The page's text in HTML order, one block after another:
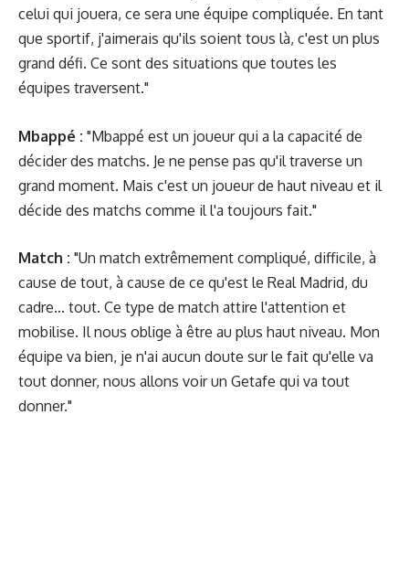
celui qui jouera, ce sera une équipe compliquée. En tant
que sportif, j'aimerais qu'ils soient tous là, c'est un plus
grand défi. Ce sont des situations que toutes les
équipes traversent."
Mbappé : "Mbappé est un joueur qui a la capacité de
décider des matchs. Je ne pense pas qu'il traverse un
grand moment. Mais c'est un joueur de haut niveau et il
décide des matchs comme il l'a toujours fait."
Match : "Un match extrêmement compliqué, difficile, à
cause de tout, à cause de ce qu'est le Real Madrid, du
cadre... tout. Ce type de match attire l'attention et
mobilise. Il nous oblige à être au plus haut niveau. Mon
équipe va bien, je n'ai aucun doute sur le fait qu'elle va
tout donner, nous allons voir un Getafe qui va tout
donner."